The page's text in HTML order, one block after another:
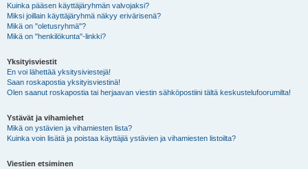
Kuinka pääsen käyttäjäryhmän valvojaksi?
Miksi joillain käyttäjäryhmä näkyy erivärisenä?
Mikä on "oletusryhmä"?
Mikä on "henkilökunta"-linkki?
Yksityisviestit
En voi lähettää yksitysiviestejä!
Saan roskapostia yksityisviestinä!
Olen saanut roskapostia tai herjaavan viestin sähköpostiini tältä keskustelufoorumilta!
Ystävät ja vihamiehet
Mikä on ystävien ja vihamiesten lista?
Kuinka voin lisätä ja poistaa käyttäjiä ystävien ja vihamiesten listoilta?
Viestien etsiminen